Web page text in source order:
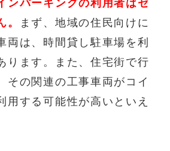
ンパーキングの利用者はゼ
。
まず、地域の住民向けに
両は、時間貸し駐車場を利
ります。また、住宅街で行
その関連の工事車両がコイ
用する可能性が高いといえ